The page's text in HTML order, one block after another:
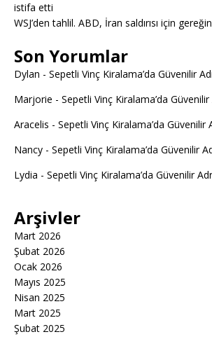
istifa etti
WSJ’den tahlil. ABD, İran saldırısı için
Son Yorumlar
Dylan - Sepetli Vinç Kiralama’da Güvenilir
Marjorie - Sepetli Vinç Kiralama’da
Aracelis - Sepetli Vinç Kiralama’da Güvenilir
Nancy - Sepetli Vinç Kiralama’da Güvenilir
Lydia - Sepetli Vinç Kiralama’da Güvenilir
Arşivler
Mart 2026
Şubat 2026
Ocak 2026
Mayıs 2025
Nisan 2025
Mart 2025
Şubat 2025